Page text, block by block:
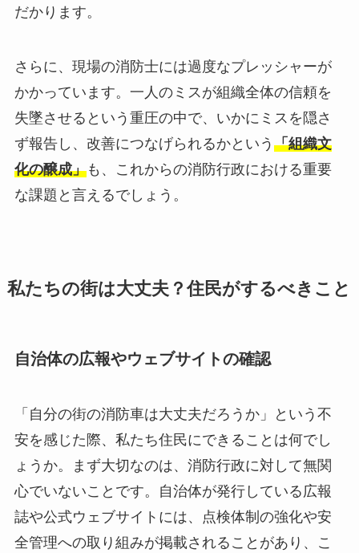
だかります。
さらに、現場の消防士には過度なプレッシャーが
かかっています。一人のミスが組織全体の信頼を
失墜させるという重圧の中で、いかにミスを隠さ
ず報告し、改善につなげられるかという 「組織文
化の醸成」も、これからの消防行政における重要
な課題と言えるでしょう。
私たちの街は大丈夫？住民がするべきこと
自治体の広報やウェブサイトの確認
「自分の街の消防車は大丈夫だろうか」という不
安を感じた際、私たち住民にできることは何でし
ょうか。まず大切なのは、消防行政に対して無関
心でいないことです。自治体が発行している広報
誌や公式ウェブサイトには、点検体制の強化や安
全管理への取り組みが掲載されることがあり、こ